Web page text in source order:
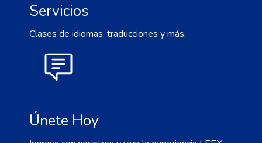
Servicios
Clases de idiomas, traducciones y más.
Únete Hoy